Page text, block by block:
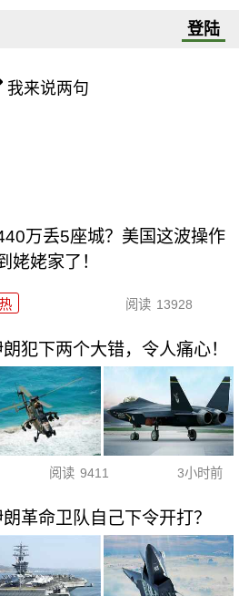
登陆
我来说两句
万丢5座城？美国这波操作
姥姥家了！
阅读 13928
犯下两个大错，令人痛心！
阅读 9411 3小时前
革命卫队自己下令开打？